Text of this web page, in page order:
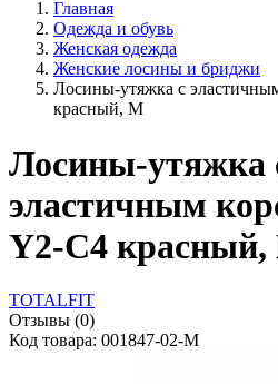
Главная
Одежда и обувь
Женская одежда
Женские лосины и бриджи
Лосины-утяжка с
красный, M
Лосины-утяжка
эластичным
Y2-C4 красный,
TOTALFIT
Отзывы (0)
Код товара: 001847-02-M